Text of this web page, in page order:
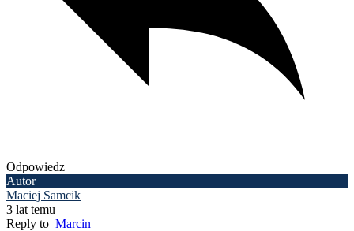
Odpowiedz
Autor
Maciej Samcik
3 lat temu
Reply to Marcin